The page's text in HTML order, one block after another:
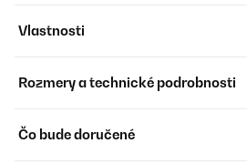
Vlastnosti
Rozmery a technické podrobnosti
Čo bude doručené